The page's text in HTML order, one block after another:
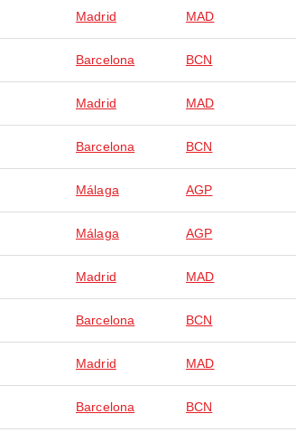
Madrid MAD
Barcelona BCN
Madrid MAD
Barcelona BCN
Málaga AGP
Málaga AGP
Madrid MAD
Barcelona BCN
Madrid MAD
Barcelona BCN